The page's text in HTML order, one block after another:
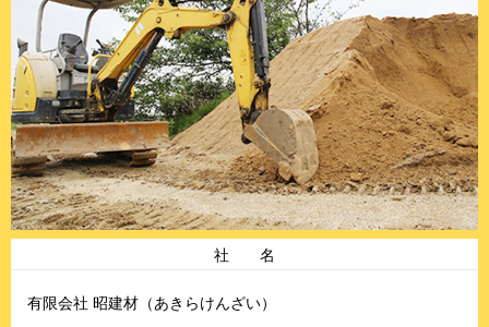
社 名
有限会社 昭建材（あきらけんざい）